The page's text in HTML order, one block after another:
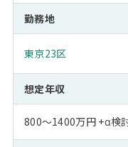
勤務地
東京23区
想定年収
800～1400万円 +α検